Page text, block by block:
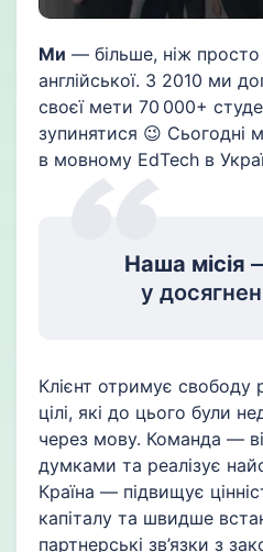
Ми — більше, ніж
англійської. З 2010 ми
своєї мети 70 000+
зупинятися 😉 Сьогодні
в мовному EdTech в
Наша місія
у
Клієнт отримує свободу
цілі, які до цього були
через мову. Команда —
думками та реалізує
Країна — підвищує
капіталу та швидше
партнерські зв’язки з